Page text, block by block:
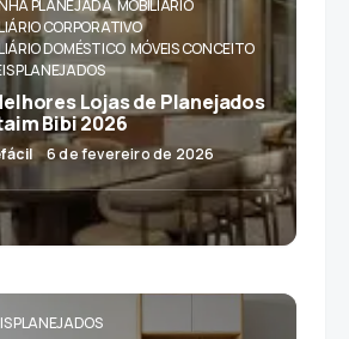
PLANEJADA MOBILIÁRIO
CORPORATIVO
DOMÉSTICO MÓVEIS CONCEITO
PLANEJADOS
Lojas de Planejados
Bibi 2026
6 de fevereiro de 2026
PLANEJADOS